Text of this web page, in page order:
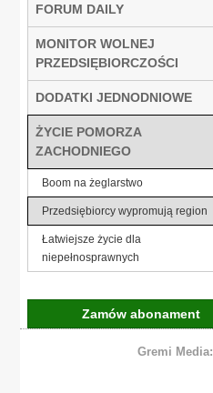
FORUM DAILY
MONITOR WOLNEJ
PRZEDSIĘBIORCZOŚCI
DODATKI JEDNODNIOWE
ŻYCIE POMORZA
ZACHODNIEGO
Boom na żeglarstwo
Przedsiębiorcy wypromują region
Łatwiejsze życie dla
niepełnosprawnych
Zamów abonament
Gremi Media: